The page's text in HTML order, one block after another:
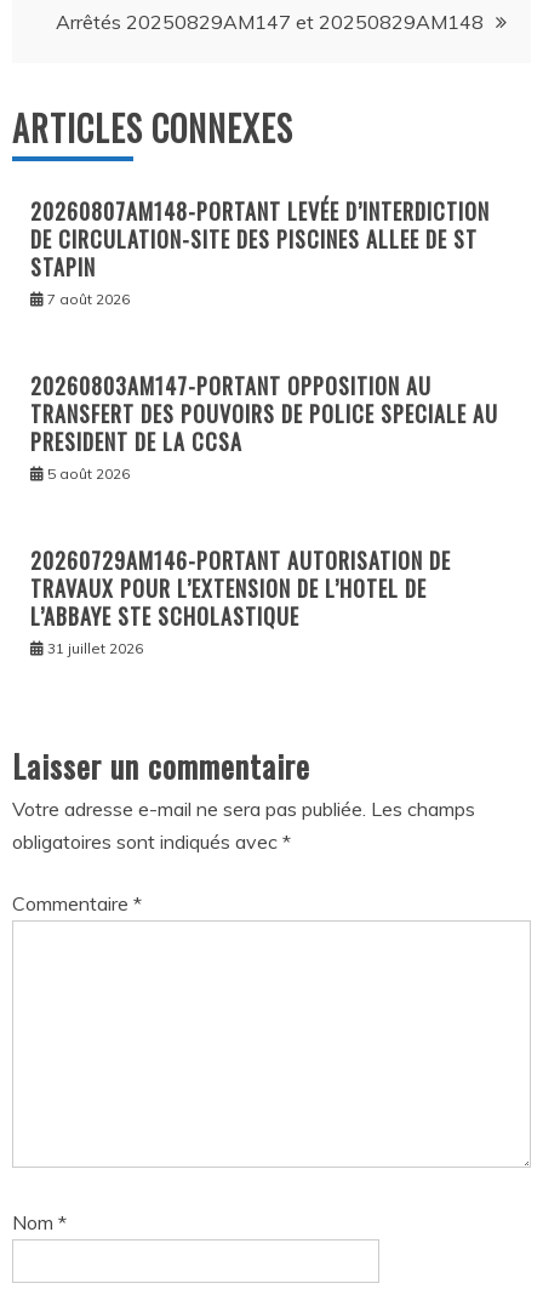
Arrêtés 20250829AM147 et 20250829AM148
ARTICLES CONNEXES
20260807AM148-PORTANT LEVÉE D’INTERDICTION
DE CIRCULATION-SITE DES PISCINES ALLEE DE ST
STAPIN
7 août 2026
20260803AM147-PORTANT OPPOSITION AU
TRANSFERT DES POUVOIRS DE POLICE SPECIALE AU
PRESIDENT DE LA CCSA
5 août 2026
20260729AM146-PORTANT AUTORISATION DE
TRAVAUX POUR L’EXTENSION DE L’HOTEL DE
L’ABBAYE STE SCHOLASTIQUE
31 juillet 2026
Laisser un commentaire
Votre adresse e-mail ne sera pas publiée. Les champs
obligatoires sont indiqués avec *
Commentaire *
Nom *